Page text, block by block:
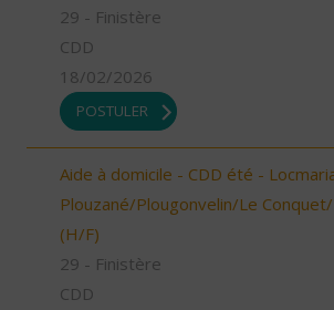
29 - Finistère
CDD
18/02/2026
POSTULER
Aide à domicile - CDD été -
Plouzané/Plougonvelin/Le
(H/F)
29 - Finistère
CDD